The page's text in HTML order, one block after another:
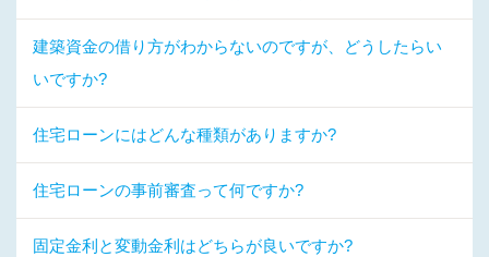
建築資金の借り方がわからないのですが、どうしたらい
いですか?
住宅ローンにはどんな種類がありますか?
住宅ローンの事前審査って何ですか?
固定金利と変動金利はどちらが良いですか?